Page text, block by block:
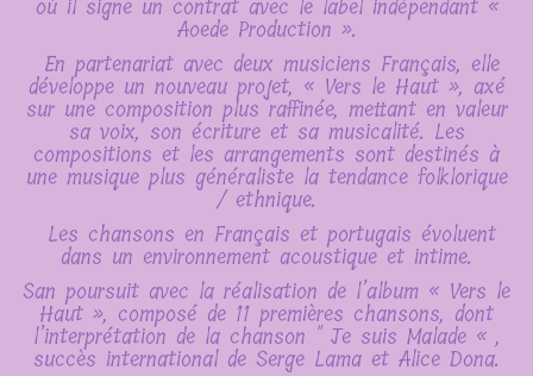
Aoede Production ».
En partenariat avec deux musiciens Français, elle
développe un nouveau projet, « Vers le Haut », axé
sur une composition plus raffinée, mettant en valeur
sa voix, son écriture et sa musicalité. Les
compositions et les arrangements sont destinés à
une musique plus généraliste la tendance folklorique
/ ethnique.
Les chansons en Français et portugais évoluent
dans un environnement acoustique et intime.
San poursuit avec la réalisation de l’album « Vers le
Haut », composé de 11 premières chansons, dont
l’interprétation de la chanson " Je suis Malade « ,
succès international de Serge Lama et Alice Dona.